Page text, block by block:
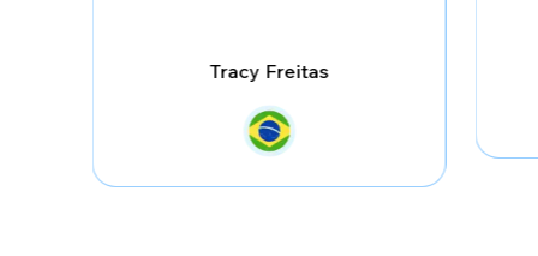
Tracy Freitas